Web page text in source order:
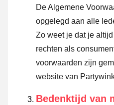
De Algemene
opgelegd aan alle
Zo weet je dat je
rechten als
voorwaarden zijn
website van
Bedenktijd van